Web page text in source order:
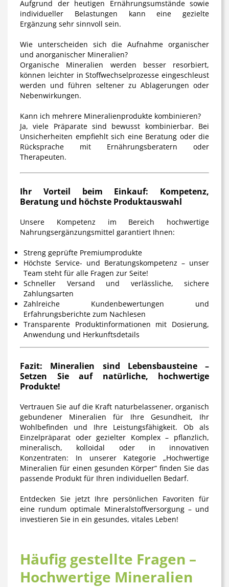
Aufgrund der heutigen Ernährungsumstände sowie
individueller Belastungen kann eine gezielte
Ergänzung sehr sinnvoll sein.
Wie unterscheiden sich die Aufnahme organischer
und anorganischer Mineralien?
Organische Mineralien werden besser resorbiert,
können leichter in Stoffwechselprozesse eingeschleust
werden und führen seltener zu Ablagerungen oder
Nebenwirkungen.
Kann ich mehrere Mineralienprodukte kombinieren?
Ja, viele Präparate sind bewusst kombinierbar. Bei
Unsicherheiten empfiehlt sich eine Beratung oder die
Rücksprache mit Ernährungsberatern oder
Therapeuten.
Ihr Vorteil beim Einkauf: Kompetenz,
Beratung und höchste Produktauswahl
Unsere Kompetenz im Bereich hochwertige
Nahrungsergänzungsmittel garantiert Ihnen:
Streng geprüfte Premiumprodukte
Höchste Service- und Beratungskompetenz – unser
Team steht für alle Fragen zur Seite!
Schneller Versand und verlässliche, sichere
Zahlungsarten
Zahlreiche Kundenbewertungen und
Erfahrungsberichte zum Nachlesen
Transparente Produktinformationen mit Dosierung,
Anwendung und Herkunftsdetails
Fazit: Mineralien sind Lebensbausteine –
Setzen Sie auf natürliche, hochwertige
Produkte!
Vertrauen Sie auf die Kraft naturbelassener, organisch
gebundener Mineralien für Ihre Gesundheit, Ihr
Wohlbefinden und Ihre Leistungsfähigkeit. Ob als
Einzelpräparat oder gezielter Komplex – pflanzlich,
mineralisch, kolloidal oder in innovativen
Konzentraten: In unserer Kategorie „Hochwertige
Mineralien für einen gesunden Körper“ finden Sie das
passende Produkt für Ihren individuellen Bedarf.
Entdecken Sie jetzt Ihre persönlichen Favoriten für
eine rundum optimale Mineralstoffversorgung – und
investieren Sie in ein gesundes, vitales Leben!
Häufig gestellte Fragen –
Hochwertige Mineralien